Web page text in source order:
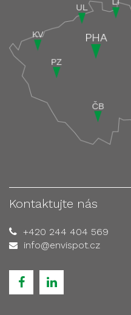
Kontaktujte nás
+420 244 404 569
info@envispot.cz